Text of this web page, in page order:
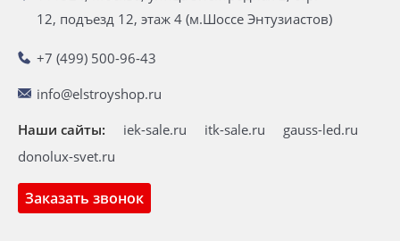
12, подъезд 12, этаж 4 (м.Шоссе Энтузиастов)
+7 (499) 500-96-43
info@elstroyshop.ru
Заказать звонок
Наши сайты: iek-sale.ru itk-sale.ru
gauss-led.ru
donolux-svet.ru